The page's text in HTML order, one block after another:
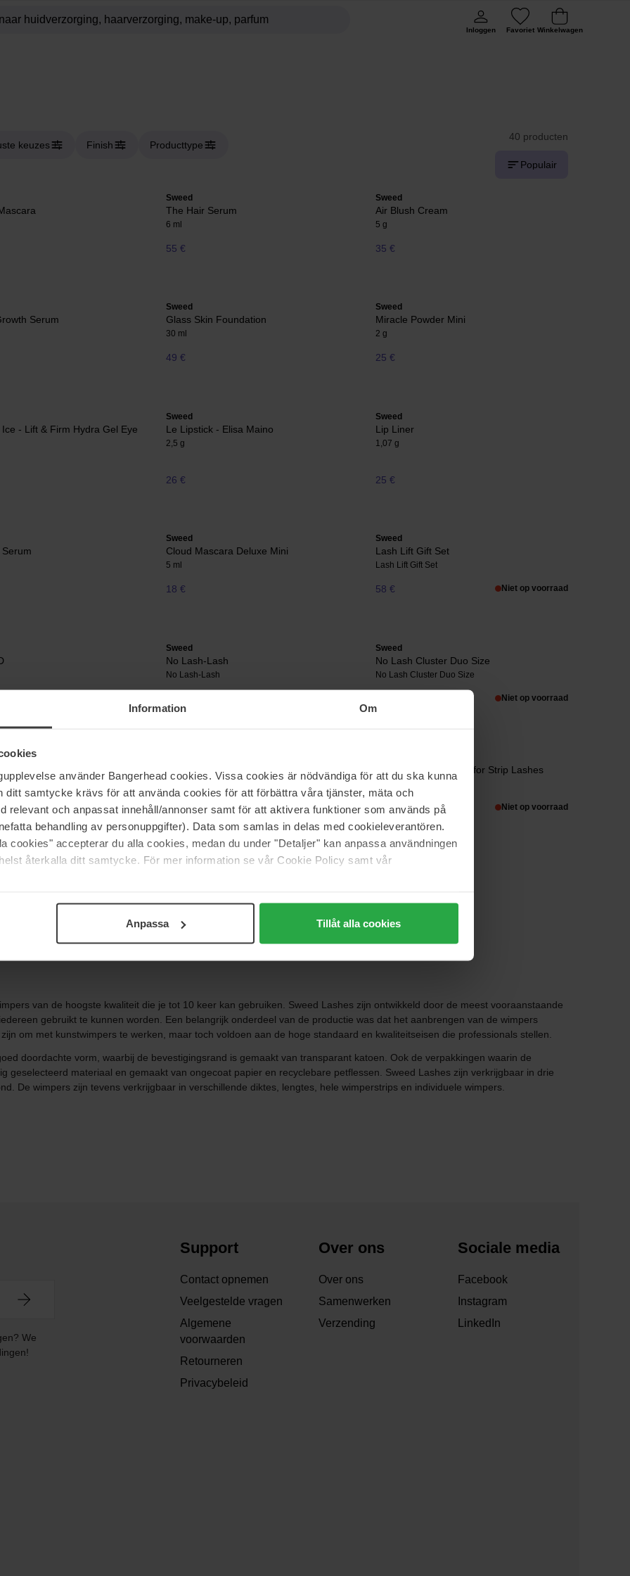
Information Om
använder Bangerhead cookies. Vissa cookies är nödvändiga för att du ska kunna
ditt samtycke krävs för att använda cookies för att förbättra våra tjänster, mäta och
relevant och anpassat innehåll/annonser samt för att aktivera funktioner som används på
behandling av personuppgifter). Data som samlas in delas med cookieleverantören.
cookies" accepterar du alla cookies, medan du under "Detaljer" kan anpassa användningen
återkalla ditt samtycke. För mer information se vår Cookie Policy samt vår
Anpassa Tillåt alla cookies
Inloggen Favoriet Winkelwagen
keuzes Finish Producttype
40 producten
Populair
Sweed
The Hair Serum
6 ml
55 €
Sweed
Air Blush Cream
5 g
35 €
Serum
Sweed
Glass Skin Foundation
30 ml
49 €
Sweed
Miracle Powder Mini
2 g
25 €
Ice - Lift & Firm Hydra Gel Eye
Sweed
Le Lipstick - Elisa Maino
2,5 g
26 €
Sweed
Lip Liner
1,07 g
25 €
Sweed
Cloud Mascara Deluxe Mini
5 ml
18 €
Sweed
Lash Lift Gift Set
Lash Lift Gift Set
58 € Niet op voorraad
Sweed
No Lash-Lash
No Lash-Lash
Sweed
No Lash Cluster Duo Size
No Lash Cluster Duo Size
Niet op voorraad
Brush Brow Pencil
26 €
Clear/White Adhesive for Strip Lashes
10 € Niet op voorraad
Meer tonen
van de hoogste kwaliteit die je tot 10 keer kan gebruiken. Sweed Lashes zijn ontwikkeld door de meest vooraanstaande
gebruikt te kunnen worden. Een belangrijk onderdeel van de productie was dat het aanbrengen van de wimpers
om met kunstwimpers te werken, maar toch voldoen aan de hoge standaard en kwaliteitseisen die professionals stellen.
doordachte vorm, waarbij de bevestigingsrand is gemaakt van transparant katoen. Ook de verpakkingen waarin de
geselecteerd materiaal en gemaakt van ongecoat papier en recyclebare petflessen. Sweed Lashes zijn verkrijgbaar in drie
De wimpers zijn tevens verkrijgbaar in verschillende diktes, lengtes, hele wimperstrips en individuele wimpers.
We
Support
Contact opnemen
Veelgestelde vragen
Algemene
voorwaarden
Retourneren
Privacybeleid
Over ons
Over ons
Samenwerken
Verzending
Sociale media
Facebook
Instagram
LinkedIn